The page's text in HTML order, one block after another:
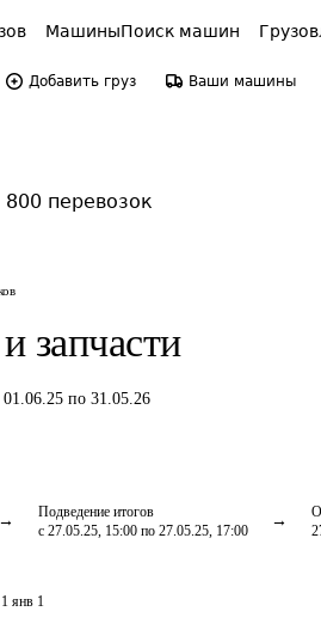
МашиныПоиск машин
Добавить груз Ваши машины
перевозок
запчасти
01.06.25 по 31.05.26
Подведение итогов
с 27.05.25, 15:00 по 27.05.25, 17:00
1 янв 1